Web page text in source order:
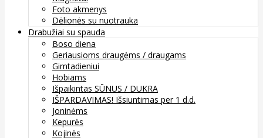
Foto akmenys
Dėlionės su nuotrauka
Drabužiai su spauda
Boso diena
Geriausioms draugėms / draugams
Gimtadieniui
Hobiams
Išpaikintas SŪNUS / DUKRA
IŠPARDAVIMAS! Išsiuntimas per 1 d.d.
Joninėms
Kepurės
Kojinės